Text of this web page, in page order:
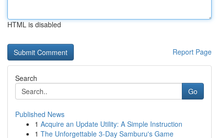
HTML is disabled
Report Page
Search
Go
Published News
1 Acquire an Update Utility: A Simple Instruction
1 The Unforgettable 3-Day Samburu's Game